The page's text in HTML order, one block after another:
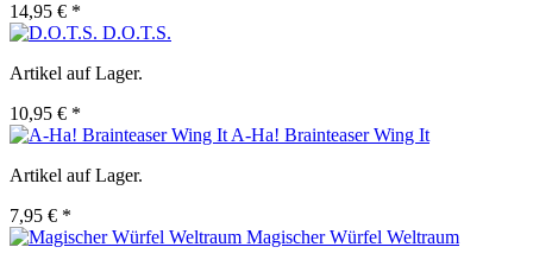
14,95 € *
D.O.T.S.
Artikel auf Lager.
10,95 € *
A-Ha! Brainteaser Wing It
Artikel auf Lager.
7,95 € *
Magischer Würfel Weltraum